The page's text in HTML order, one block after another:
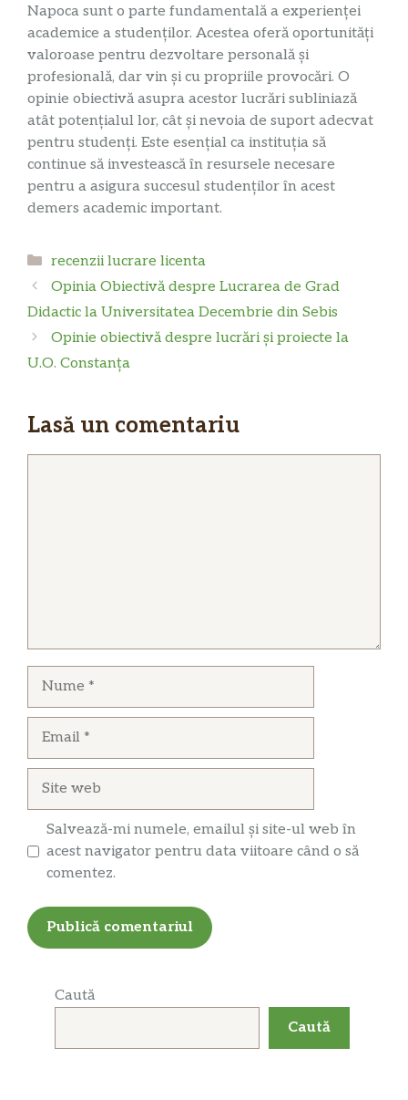
Napoca sunt o parte fundamentală a experienței
academice a studenților. Acestea oferă oportunități
valoroase pentru dezvoltare personală și
profesională, dar vin și cu propriile provocări. O
opinie obiectivă asupra acestor lucrări subliniază
atât potențialul lor, cât și nevoia de suport adecvat
pentru studenți. Este esențial ca instituția să
continue să investească în resursele necesare
pentru a asigura succesul studenților în acest
demers academic important.
Categorii
recenzii lucrare licenta
Opinia Obiectivă despre Lucrarea de Grad
Didactic la Universitatea Decembrie din Sebis
Opinie obiectivă despre lucrări și proiecte la
U.O. Constanța
Lasă un comentariu
Salvează-mi numele, emailul și site-ul web în
acest navigator pentru data viitoare când o să
comentez.
Caută
Caută